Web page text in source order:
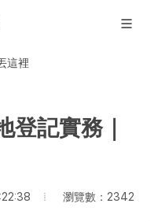
這裡
記實務｜
瀏覽數：2342